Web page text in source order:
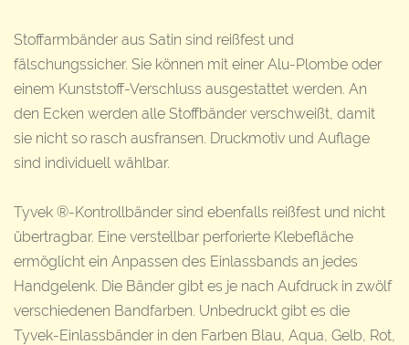
Stoffarmbänder aus Satin sind reißfest und
fälschungssicher. Sie können mit einer Alu-Plombe oder
einem Kunststoff-Verschluss ausgestattet werden. An
den Ecken werden alle Stoffbänder verschweißt, damit
sie nicht so rasch ausfransen. Druckmotiv und Auflage
sind individuell wählbar.
Tyvek ®-Kontrollbänder sind ebenfalls reißfest und nicht
übertragbar. Eine verstellbar perforierte Klebefläche
ermöglicht ein Anpassen des Einlassbands an jedes
Handgelenk. Die Bänder gibt es je nach Aufdruck in zwölf
verschiedenen Bandfarben. Unbedruckt gibt es die
Tyvek-Einlassbänder in den Farben Blau, Aqua, Gelb, Rot,